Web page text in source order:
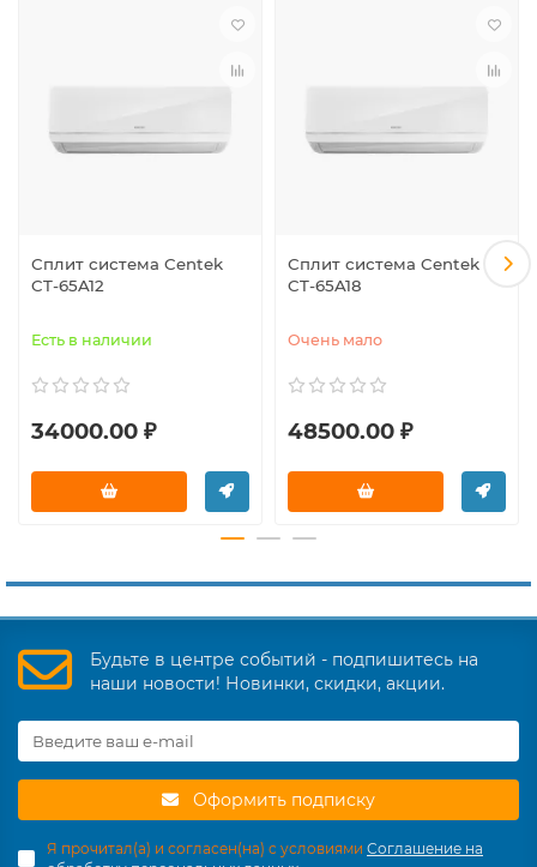
Сплит система Centek
CT-65A12
Есть в наличии
34000.00 ₽
Сплит система Centek
CT-65A18
Очень мало
48500.00 ₽
Будьте в центре событий - подпишитесь на
наши новости! Новинки, скидки, акции.
Оформить подписку
Я прочитал(а) и согласен(на) с условиями Соглашение на